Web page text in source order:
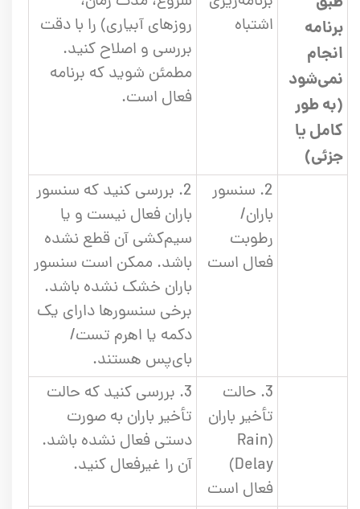
برنامه
انجام
نمی‌شود
(به طور
کامل یا
جزئی)
اشتباه
روزهای آبیاری) را با دقت
بررسی و اصلاح کنید.
مطمئن شوید که برنامه
فعال است.
2. سنسور
باران/
رطوبت
فعال است
2. بررسی کنید که سنسور
باران فعال نیست و یا
سیم‌کشی آن قطع نشده
باشد. ممکن است سنسور
باران خشک نشده باشد.
برخی سنسورها دارای یک
دکمه یا اهرم تست/
بای‌پس هستند.
3. حالت
تأخیر باران
(Rain
Delay)
فعال است
3. بررسی کنید که حالت
تأخیر باران به صورت
دستی فعال نشده باشد.
آن را غیرفعال کنید.